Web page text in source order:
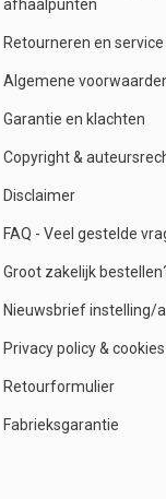
afhaalpunten
Retourneren en service
Algemene
Garantie en klachten
Copyright &
Disclaimer
FAQ - Veel gestelde
Groot zakelijk
Nieuwsbrief instelling/
Privacy policy & cookies
Retourformulier
Fabrieksgarantie